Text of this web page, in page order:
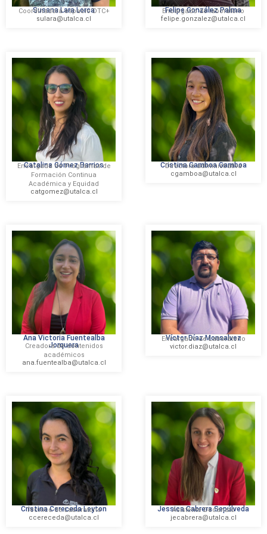
Susana Lara Lorca
Coordinadora espacio DTC+
sulara@utalca.cl
Felipe González Palma
Encargado de laboratorio
felipe.gonzalez@utalca.cl
Catalina Gómez Barrios
Encargada de Programas de
Formación Continua
Académica y Equidad
catgomez@utalca.cl
Cristina Gamboa Gamboa
Directora administrativa
cgamboa@utalca.cl
Ana Victoria Fuentealba
Jorquera
Creadora de contenidos
académicos
ana.fuentealba@utalca.cl
Víctor Díaz Monsalvez
Encargado de Laboratorio
victor.diaz@utalca.cl
Cristina Cereceda Leyton
Técnico de Laboratorio
ccereceda@utalca.cl
Jessica Cabrera Sepúlveda
Asistente Decanato
jecabrera@utalca.cl